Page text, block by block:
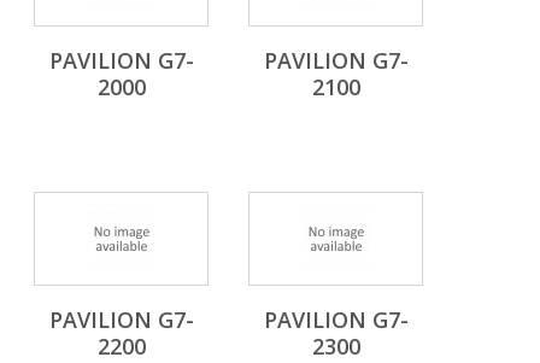
PAVILION G7-
2000
PAVILION G7-
2100
PAVILION G7-
2200
PAVILION G7-
2300